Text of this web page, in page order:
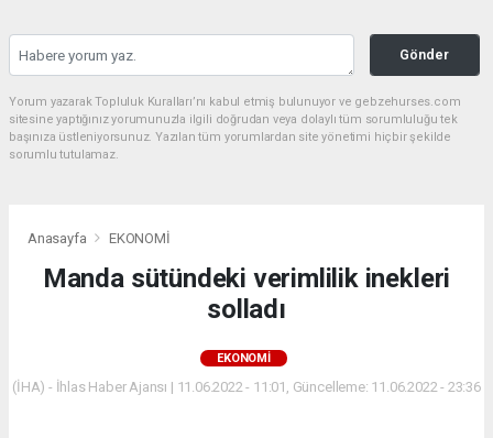
Gönder
Yorum yazarak Topluluk Kuralları’nı kabul etmiş bulunuyor ve gebzehurses.com
sitesine yaptığınız yorumunuzla ilgili doğrudan veya dolaylı tüm sorumluluğu tek
başınıza üstleniyorsunuz. Yazılan tüm yorumlardan site yönetimi hiçbir şekilde
sorumlu tutulamaz.
Anasayfa EKONOMİ
Manda sütündeki verimlilik inekleri
solladı
EKONOMİ
(İHA) - İhlas Haber Ajansı | 11.06.2022 - 11:01, Güncelleme: 11.06.2022 - 23:36